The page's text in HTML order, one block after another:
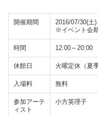
開催期間
2016/07/30(土
※イベント会
時間 12:00～20:00
休館日 火曜定休（夏
入場料 無料
参加アーテ
ィスト
小方英理子